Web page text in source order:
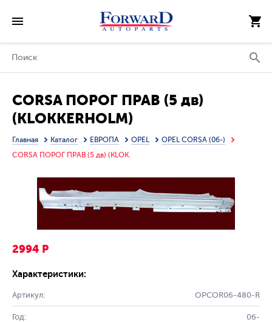
CORSA ПОРОГ ПРАВ (5 дв)
(KLOKKERHOLM)
Главная Каталог ЕВРОПА OPEL
OPEL CORSA (06-)
CORSA ПОРОГ ПРАВ (5 дв) (KLOK.
2994 Р
Характеристики:
Артикул: OPCOR06-480-R
Год: 06-